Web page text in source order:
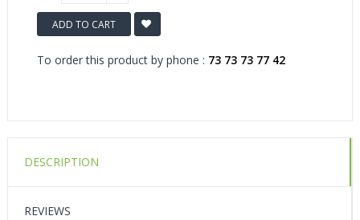
ADD TO CART
To order this product by phone : 73 73 73 77 42
DESCRIPTION
REVIEWS